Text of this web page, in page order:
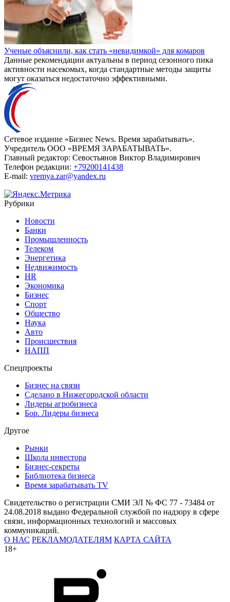
Ученые объяснили, как стать «невидимкой» для комаров
Данные рекомендации актуальны в период сезонного пика
активности насекомых, когда стандартные методы защиты
могут оказаться недостаточно эффективными.
Сетевое издание «Бизнес News. Время зарабатывать».
Учредитель ООО «ВРЕМЯ ЗАРАБАТЫВАТЬ».
Главный редактор: Севостьянов Виктор Владимирович
Телефон редакции: +79200141438
E-mail: vremya.zar@yandex.ru
Рубрики
Новости
Банки
Промышленность
Телеком
Энергетика
Недвижимость
HR
Экономика
Бизнес
Спорт
Общество
Наука
Авто
Происшествия
НАПП
Спецпроекты
Бизнес на связи
Сделано в Нижегородской области
Лидеры агробизнеса
Бор. Лидеры бизнеса
Другое
Рынки
Школа инвестора
Бизнес-секреты
Библиотека бизнеса
Время зарабатывать TV
Свидетельство о регистрации СМИ ЭЛ № ФС 77 - 73484 от
24.08.2018 выдано Федеральной службой по надзору в сфере
связи, информационных технологий и массовых
коммуникаций.
О НАС РЕКЛАМОДАТЕЛЯМ КАРТА САЙТА
18+